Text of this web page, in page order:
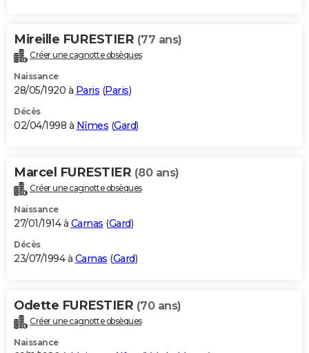
Mireille FURESTIER (77 ans)
Créer une cagnotte obsèques
Naissance
28/05/1920 à Paris (Paris)
Décès
02/04/1998 à Nîmes (Gard)
Marcel FURESTIER (80 ans)
Créer une cagnotte obsèques
Naissance
27/01/1914 à Carnas (Gard)
Décès
23/07/1994 à Carnas (Gard)
Odette FURESTIER (70 ans)
Créer une cagnotte obsèques
Naissance